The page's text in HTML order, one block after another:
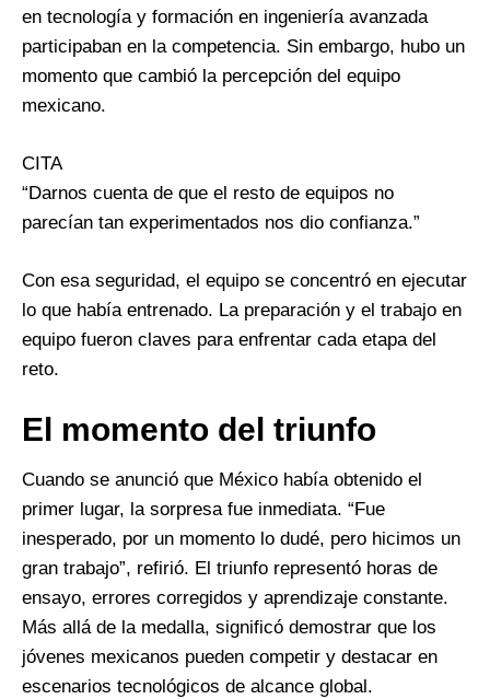
en tecnología y formación en ingeniería avanzada
participaban en la competencia. Sin embargo, hubo un
momento que cambió la percepción del equipo
mexicano.
CITA
“Darnos cuenta de que el resto de equipos no
parecían tan experimentados nos dio confianza.”
Con esa seguridad, el equipo se concentró en ejecutar
lo que había entrenado. La preparación y el trabajo en
equipo fueron claves para enfrentar cada etapa del
reto.
El momento del triunfo
Cuando se anunció que México había obtenido el
primer lugar, la sorpresa fue inmediata. “Fue
inesperado, por un momento lo dudé, pero hicimos un
gran trabajo”, refirió. El triunfo representó horas de
ensayo, errores corregidos y aprendizaje constante.
Más allá de la medalla, significó demostrar que los
jóvenes mexicanos pueden competir y destacar en
escenarios tecnológicos de alcance global.